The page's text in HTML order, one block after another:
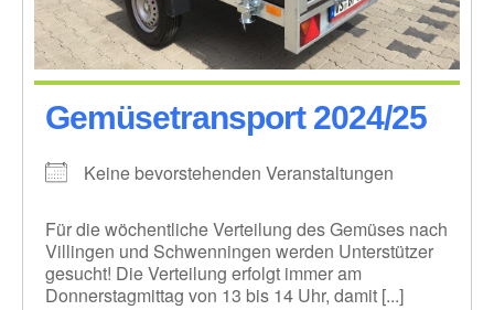
Gemüsetransport 2024/25
Keine bevorstehenden Veranstaltungen
Für die wöchentliche Verteilung des Gemüses nach
Villingen und Schwenningen werden Unterstützer
gesucht! Die Verteilung erfolgt immer am
Donnerstagmittag von 13 bis 14 Uhr, damit [...]